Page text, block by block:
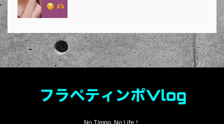
No Timpo, No Life！